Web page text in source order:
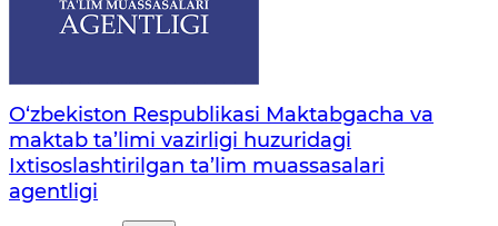
O‘zbekiston Respublikasi Maktabgacha va
maktab ta’limi vazirligi huzuridagi
Ixtisoslashtirilgan ta’lim muassasalari
agentligi